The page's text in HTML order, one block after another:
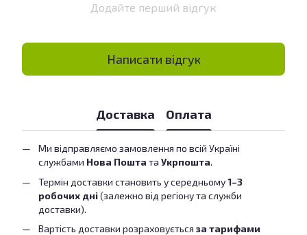
Додайте перший відгук
Написати відгук
Доставка Оплата
Ми відправляємо замовлення по всій Україні
службами Нова Пошта та Укрпошта.
Термін доставки становить у середньому1–3
робочих дні(залежно від регіону та служби
доставки).
Вартість доставки розраховується за тарифами